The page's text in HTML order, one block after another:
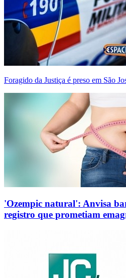
Foragido da Justiça é preso em São
'Ozempic natural': Anvisa
registro que prometiam